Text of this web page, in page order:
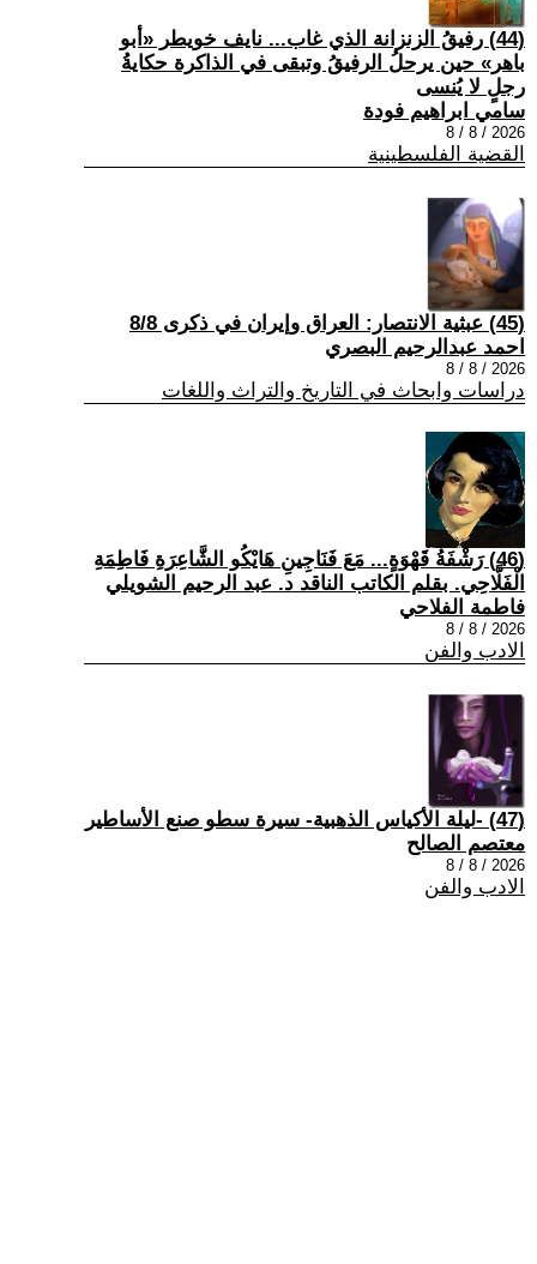
(44) رفيقُ الزنزانة الذي غاب... نايف خويطر «أبو
باهر» حين يرحلُ الرفيقُ وتبقى في الذاكرة حكايةُ
رجلٍ لا يُنسى
سامي ابراهيم فودة
2026 / 8 / 8
القضية الفلسطينية
(45) عبثية الانتصار: العراق وإيران في ذكرى 8/8
احمد عبدالرحيم البصري
2026 / 8 / 8
دراسات وابحاث في التاريخ والتراث واللغات
(46) رَشْفَةُ قَهْوَةٍ... مَعَ فَنَاجِينِ هَايْكُو الشَّاعِرَةِ فَاطِمَةِ
الْفَلَّاحِي. بقلم الكاتب الناقد د. عبد الرحيم الشويلي
فاطمة الفلاحي
2026 / 8 / 8
الادب والفن
(47) -ليلة الأكياس الذهبية- سيرة سطو صنع الأساطير
معتصم الصالح
2026 / 8 / 8
الادب والفن